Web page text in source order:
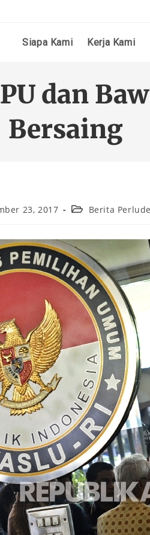
Siapa Kami Kerja Kami
dan
Bersaing
23, 2017 Berita